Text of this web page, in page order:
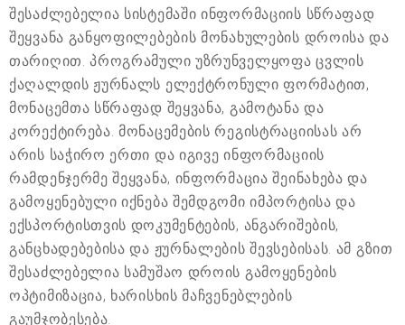
შესაძლებელია სისტემაში ინფორმაციის სწრაფად
შეყვანა განყოფილებების მონახულების დროისა და
თარიღით. პროგრამული უზრუნველყოფა ცვლის
ქაღალდის ჟურნალს ელექტრონული ფორმატით,
მონაცემთა სწრაფად შეყვანა, გამოტანა და
კორექტირება. მონაცემების რეგისტრაციისას არ
არის საჭირო ერთი და იგივე ინფორმაციის
რამდენჯერმე შეყვანა, ინფორმაცია შეინახება და
გამოყენებული იქნება შემდგომი იმპორტისა და
ექსპორტისთვის დოკუმენტების, ანგარიშების,
განცხადებებისა და ჟურნალების შევსებისას. ამ გზით
შესაძლებელია სამუშაო დროის გამოყენების
ოპტიმიზაცია, ხარისხის მაჩვენებლების
გაუმჯობესება.